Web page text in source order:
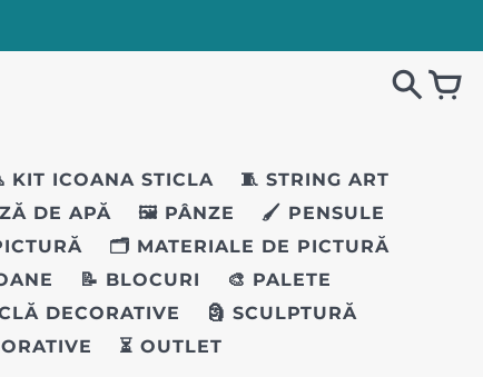
KIT ICOANA STICLA
🧵 STRING ART
DE APĂ 🖼️ PÂNZE
🖌️ PENSULE
🗂️ MATERIALE DE PICTURĂ
📝 BLOCURI
🎨 PALETE
DECORATIVE
🗿 SCULPTURĂ
⏳ OUTLET